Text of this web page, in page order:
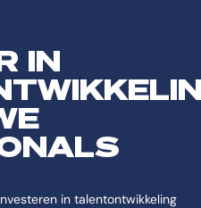
IN
in talentontwikkeling